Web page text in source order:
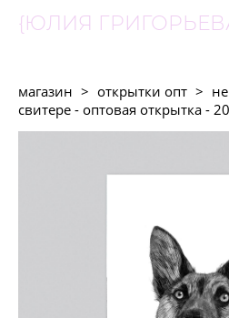
{ЮЛИЯ
магазин > открытки опт >
свитере - оптовая открытка -